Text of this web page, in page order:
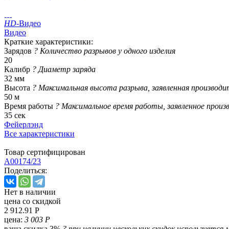
HD-Видео
Видео
Краткие характеристики:
Зарядов ? Количество разрывов у одного изделия
20
Калибр ? Диаметр заряда
32 мм
Высота ? Максимальная высота разрыва, заявленная
50 м
Время работы ? Максимальное время работы, заявленное
35 сек
Фейерлэнд
Все характеристики
Товар сертифицирован
A00174/23
Поделиться:
Нет в наличии
цена со скидкой
2 912.91 Р
цена: 3 003 Р